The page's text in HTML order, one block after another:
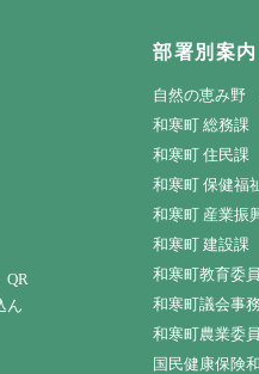
QR
ん
部署別案内
自然の恵み野
和寒町 総務課
和寒町 住民課
和寒町 保健福
和寒町 産業振
和寒町 建設課
和寒町教育委
和寒町議会事
和寒町農業委
国民健康保険